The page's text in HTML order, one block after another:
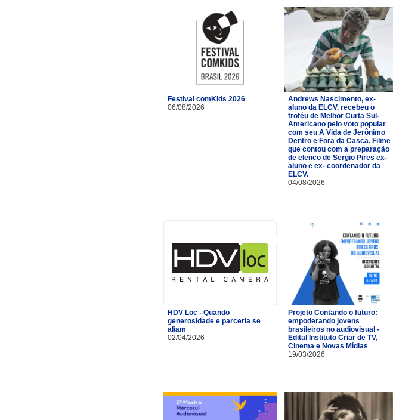
Festival comKids 2026
06/08/2026
Andrews Nascimento, ex-
aluno da ELCV, recebeu o
troféu de Melhor Curta Sul-
Americano pelo voto popular
com seu A Vida de Jerônimo
Dentro e Fora da Casca. Filme
que contou com a preparação
de elenco de Sergio Pires ex-
aluno e ex- coordenador da
ELCV.
04/08/2026
HDV Loc - Quando
generosidade e parceria se
aliam
02/04/2026
Projeto Contando o futuro:
empoderando jovens
brasileiros no audiovisual -
Edital Instituto Criar de TV,
Cinema e Novas Mídias
19/03/2026